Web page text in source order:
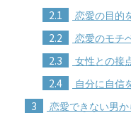
2.1 恋愛の目的
2.2 恋愛のモチ
2.3 女性との接
2.4 自分に自信
3 恋愛できない男